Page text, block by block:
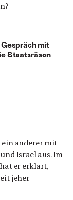
mit
Staatsräson
ein anderer mit
Israel aus. Im
er erklärt,
jeher